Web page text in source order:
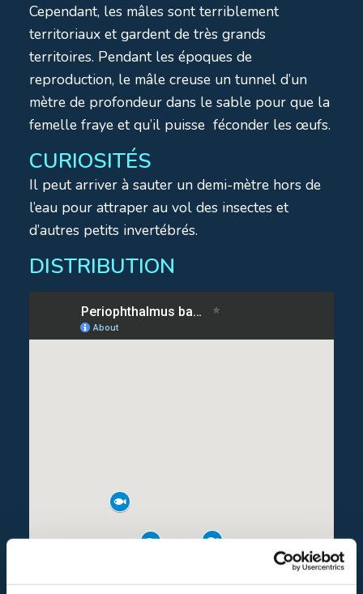
Cependant, les mâles sont terriblement
territoriaux et gardent de très grands
territoires. Pendant les époques de
reproduction, le mâle creuse un tunnel d’un
mètre de profondeur dans le sable pour que la
femelle fraye et qu’il puisse féconder les œufs.
CURIOSITÉS
Il peut arriver à sauter un demi-mètre hors de
l’eau pour attraper au vol des insectes et
d’autres petits invertébrés.
DISTRIBUTION